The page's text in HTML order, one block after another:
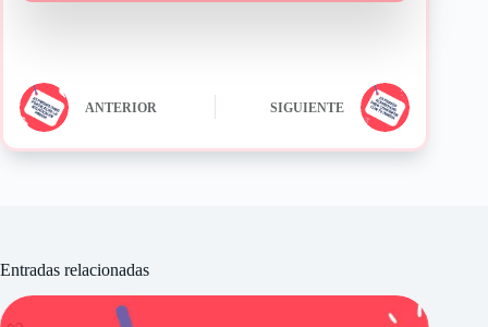
ANTERIOR SIGUIENTE
Entradas relacionadas